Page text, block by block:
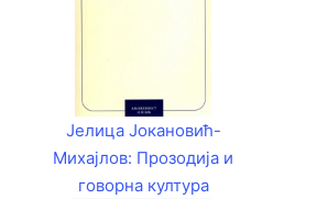
Јелица Јокановић-
Михајлов: Прозодија и
говорна култура